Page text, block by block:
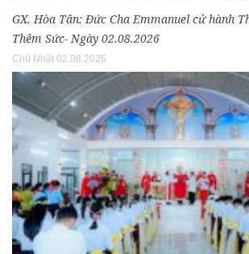
GX. Hòa Tân: Đức Cha Emmanuel cử hành
Thêm Sức- Ngày 02.08.2026
Chủ Nhật 02.08.2026